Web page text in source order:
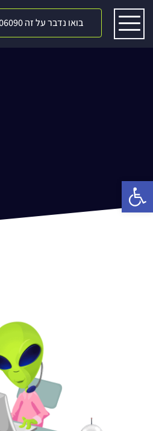
פתח סרגל נגישות
בואו נדבר על זה 077-5006090